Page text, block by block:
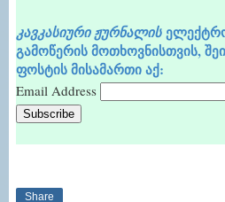
კავკასიური ჟურნალის
გამოწერის მოთხოვნისთვის,
ფოსტის მისამართი აქ:
Email Address
Share